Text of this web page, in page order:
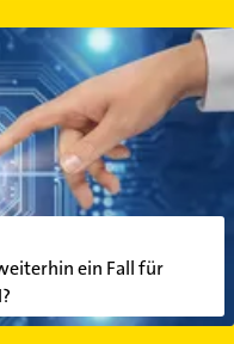
ein Fall für
ein Fall für Profis vor